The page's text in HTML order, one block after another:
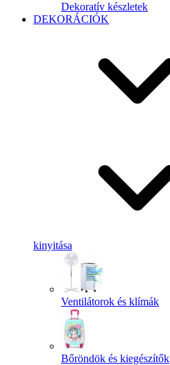
Dekoratív készletek
DEKORÁCIÓK
kinyitása
Ventilátorok és klímák
Bőröndök és kiegészítők